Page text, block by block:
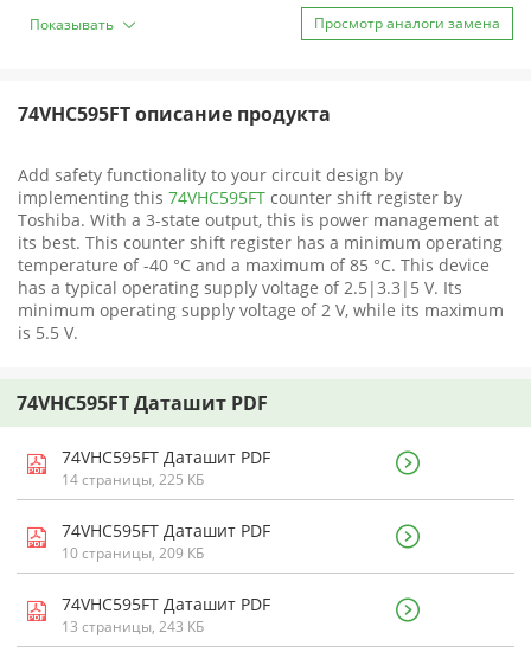
Показывать Просмотр аналоги замена
74VHC595FT описание продукта
Add safety functionality to your circuit design by
implementing this 74VHC595FT counter shift register by
Toshiba. With a 3-state output, this is power management at
its best. This counter shift register has a minimum operating
temperature of -40 °C and a maximum of 85 °C. This device
has a typical operating supply voltage of 2.5|3.3|5 V. Its
minimum operating supply voltage of 2 V, while its maximum
is 5.5 V.
74VHC595FT Даташит PDF
74VHC595FT Даташит PDF
14 страницы, 225 КБ
74VHC595FT Даташит PDF
10 страницы, 209 КБ
74VHC595FT Даташит PDF
13 страницы, 243 КБ